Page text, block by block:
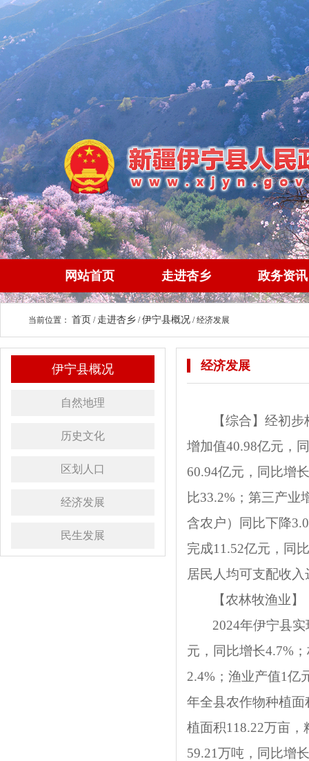
网站首页 走进杏乡 政务资讯
当前位置： 首页 / 走进杏乡 /伊宁县概况 /经济发展
伊宁县概况
自然地理
历史文化
区划人口
经济发展
民生发展
经济发展
【综合】经初步
增加值40.98亿元，
60.94亿元，同比增
比33.2%；第三产业
含农户）同比下降
完成11.52亿元，同
居民人均可支配收
【农林牧渔业】
2024年伊宁县
元，同比增长4.7%
2.4%；渔业产值1亿
年全县农作物种植
植面积118.22万亩
59.21万吨，同比增